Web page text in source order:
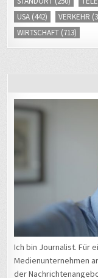
USA (442) VERKEHR
WIRTSCHAFT (713)
Ich bin Journalist. Für
Medienunternehmen
der